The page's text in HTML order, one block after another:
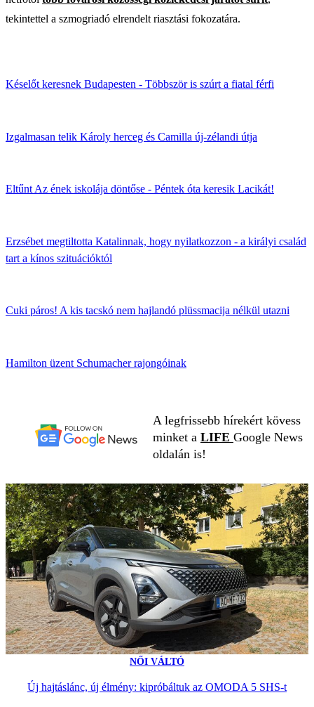
tekintettel a szmogriadó elrendelt riasztási fokozatára.
Késelőt keresnek Budapesten - Többször is szúrt a fiatal férfi
Izgalmasan telik Károly herceg és Camilla új-zélandi útja
Eltűnt Az ének iskolája döntőse - Péntek óta keresik Lacikát!
Erzsébet megtiltotta Katalinnak, hogy nyilatkozzon - a királyi család
tart a kínos szituációktól
Cuki páros! A kis tacskó nem hajlandó plüssmacija nélkül utazni
Hamilton üzent Schumacher rajongóinak
A legfrissebb hírekért kövess
minket a LIFE Google News
oldalán is!
NŐI VÁLTÓ
Új hajtáslánc, új élmény: kipróbáltuk az OMODA 5 SHS-t